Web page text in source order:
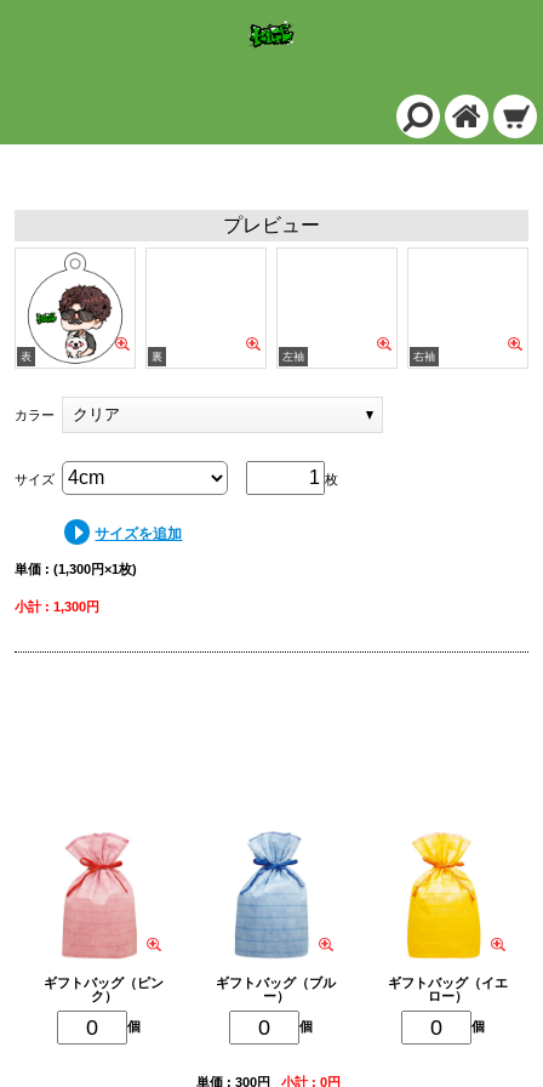
プレビュー
カラー クリア
枚
サイズ
サイズを追加
単価 : (1,300円×1枚)
小計 : 1,300円
ギフトバッグ（ピン
ク）
個
ギフトバッグ（ブル
ー）
個
ギフトバッグ（イエ
ロー）
個
単価 : 300円 小計 : 0円